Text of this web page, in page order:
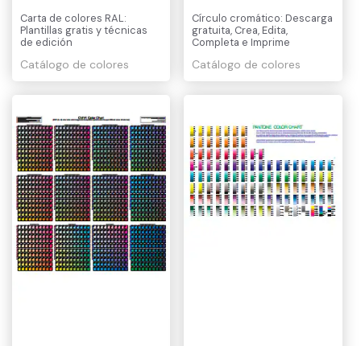
Carta de colores RAL:
Plantillas gratis y técnicas
de edición
Catálogo de colores
Círculo cromático: Descarga
gratuita, Crea, Edita,
Completa e Imprime
Catálogo de colores